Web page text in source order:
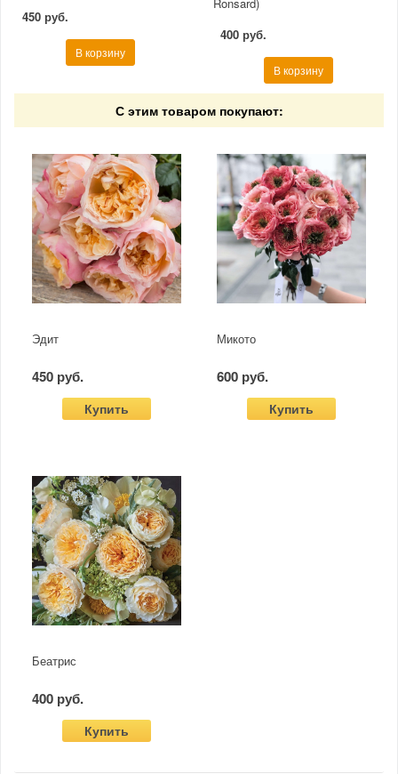
450 руб.
В корзину
400 руб.
В корзину
С этим товаром покупают:
Эдит
450 руб.
Купить
Микото
600 руб.
Купить
Беатрис
400 руб.
Купить